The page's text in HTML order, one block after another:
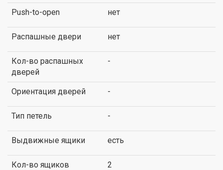
Push-to-open нет
Распашные двери нет
Кол-во распашных
дверей
-
Ориентация дверей -
Тип петель -
Выдвижные ящики есть
Кол-во ящиков 2